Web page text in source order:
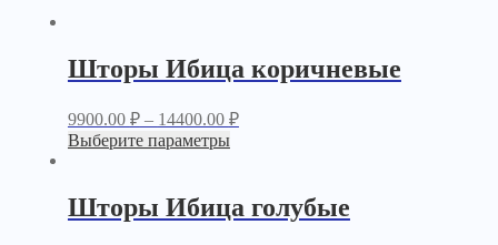
Шторы Ибица коричневые
9900.00 ₽– 14400.00 ₽
Выберите параметры
Шторы Ибица голубые